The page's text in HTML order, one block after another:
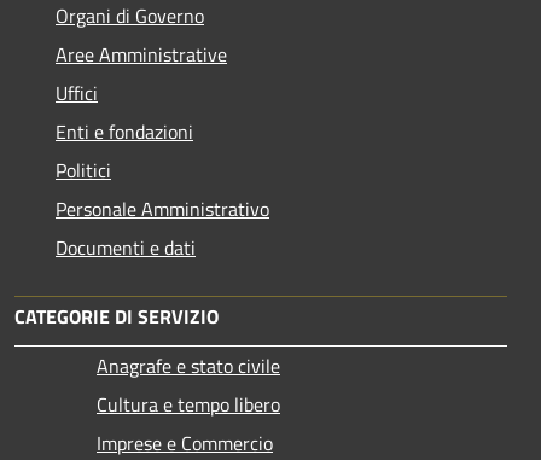
Organi di Governo
Aree Amministrative
Uffici
Enti e fondazioni
Politici
Personale Amministrativo
Documenti e dati
CATEGORIE DI SERVIZIO
Anagrafe e stato civile
Cultura e tempo libero
Imprese e Commercio